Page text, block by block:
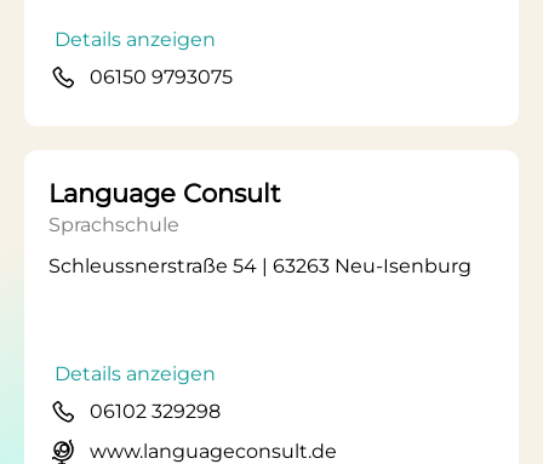
Details anzeigen
06150 9793075
Language Consult
Sprachschule
Schleussnerstraße 54 | 63263 Neu-Isenburg
Details anzeigen
06102 329298
www.languageconsult.de